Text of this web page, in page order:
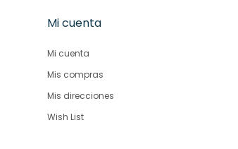
Mi cuenta
Mi cuenta
Mis compras
Mis direcciones
Wish List